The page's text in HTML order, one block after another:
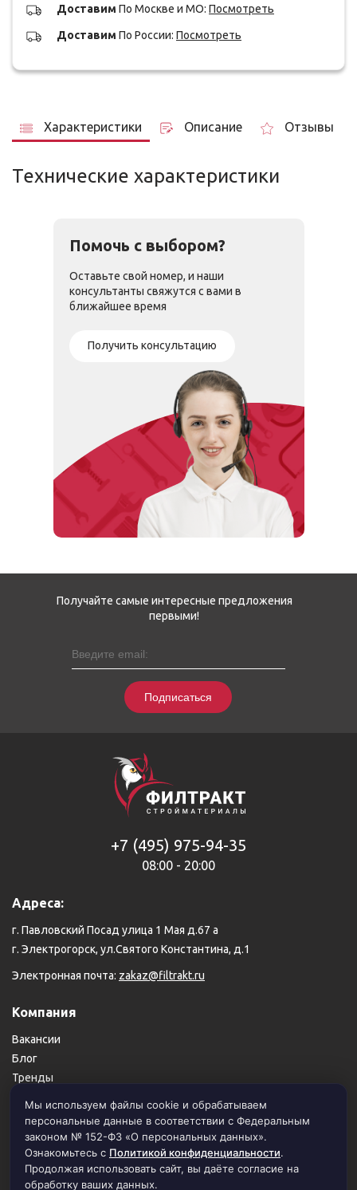
Доставим По Москве и МО: Посмотреть
Доставим По России: Посмотреть
Характеристики Описание Отзывы
Технические характеристики
Помочь с выбором?
Оставьте свой номер, и наши
консультанты свяжутся с вами в
ближайшее время
Получить консультацию
Получайте самые интересные предложения
первыми!
Подписаться
+7 (495) 975-94-35
08:00 - 20:00
Адреса:
г. Павловский Посад улица 1 Мая д.67 а
г. Электрогорск, ул.Святого Константина, д.1
Электронная почта: zakaz@filtrakt.ru
Компания
Вакансии
Блог
Тренды
Карта сайта
Пользовательское соглашение
Политика конфиденциальности
Мы используем файлы cookie и обрабатываем
персональные данные в соответствии с Федеральным
законом № 152-ФЗ «О персональных данных».
Ознакомьтесь с Политикой конфиденциальности.
Продолжая использовать сайт, вы даёте согласие на
обработку ваших данных.